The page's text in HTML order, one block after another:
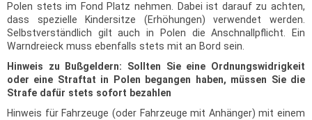
Polen stets im Fond Platz nehmen. Dabei ist darauf zu achten,
dass spezielle Kindersitze (Erhöhungen) verwendet werden.
Selbstverständlich gilt auch in Polen die Anschnallpflicht. Ein
Warndreieck muss ebenfalls stets mit an Bord sein.
Hinweis zu Bußgeldern: Sollten Sie eine Ordnungswidrigkeit
oder eine Straftat in Polen begangen haben, müssen Sie die
Strafe dafür stets sofort bezahlen
Hinweis für Fahrzeuge (oder Fahrzeuge mit Anhänger) mit einem